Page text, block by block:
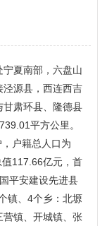
夏南部，六盘山
泾源县，西连西吉
肃环县、隆德县
平方公里。
户籍总人口为
117.66亿元，首
平安建设先进县
镇、4个乡：北塬
镇、开城镇、张